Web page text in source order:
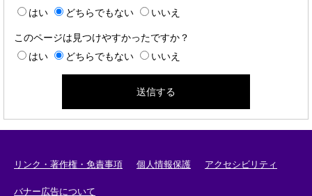
はい
どちらでもない いいえ
このページは見つけやすかったですか？
はい
どちらでもない いいえ
リンク・著作権・免責事項 個人情報保護 アクセシビリティ
バナー広告について